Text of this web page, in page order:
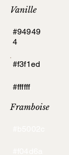
Vanille
#94949
4
#f3f1ed
#ffffff
Framboise